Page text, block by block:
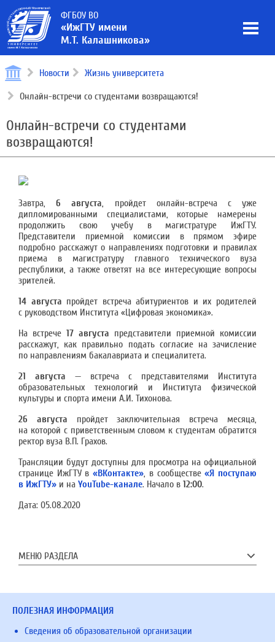
ФГБОУ ВО
«ИжГТУ имени
М.Т. Калашникова»
Новости Жизнь университета
Онлайн-встречи со студентами возвращаются!
Онлайн-встречи со студентами
возвращаются!
Завтра,6 августа, пройдет онлайн-встреча с уже
дипломированными специалистами, которые намерены
продолжить свою учебу в магистратуре ИжГТУ.
Представители приемной комиссии в прямом эфире
подробно расскажут о направлениях подготовки и правилах
приема в магистратуру главного технического вуза
республики, а также ответят на все интересующие вопросы
зрителей.
14 августа пройдет встреча абитуриентов и их родителей
с руководством Института «Цифровая экономика».
На встрече 17 августа представители приемной комиссии
расскажут, как правильно подать согласие на зачисление
по направлениям бакалавриата и специалитета.
21 августа — встреча с представителями Института
образовательных технологий и Института физической
культуры и спорта имени А.И. Тихонова.
26 августа пройдет заключительная встреча месяца,
на которой с приветственным словом к студентам обратится
ректор вуза В.П. Грахов.
Трансляции будут доступны для просмотра на официальной
странице ИжГТУ в«ВКонтакте», в сообществе«Я поступаю
в ИжГТУ» и на YouTube-канале. Начало в 12:00.
Дата: 05.08.2020
МЕНЮ РАЗДЕЛА
ПОЛЕЗНАЯ ИНФОРМАЦИЯ
Сведения об образовательной организации